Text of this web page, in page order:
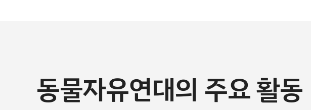
동물자유연대의 주요 활동